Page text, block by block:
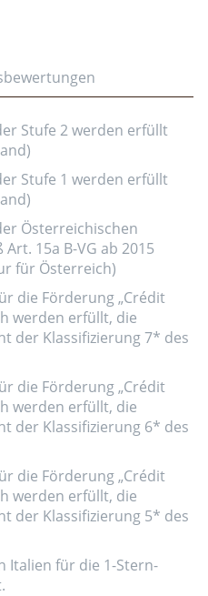
Stufe 2 werden erfüllt
Stufe 1 werden erfüllt
Österreichischen
15a B-VG ab 2015
für Österreich)
die Förderung „Crédit
werden erfüllt, die
der Klassifizierung 7* des
die Förderung „Crédit
werden erfüllt, die
der Klassifizierung 6* des
die Förderung „Crédit
werden erfüllt, die
der Klassifizierung 5* des
Italien für die 1-Stern-